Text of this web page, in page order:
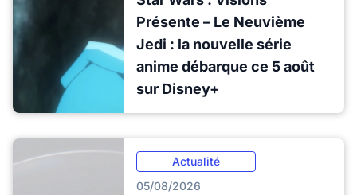
Présente – Le Neuvième
Jedi : la nouvelle série
anime débarque ce 5 août
sur Disney+
Actualité
05/08/2026